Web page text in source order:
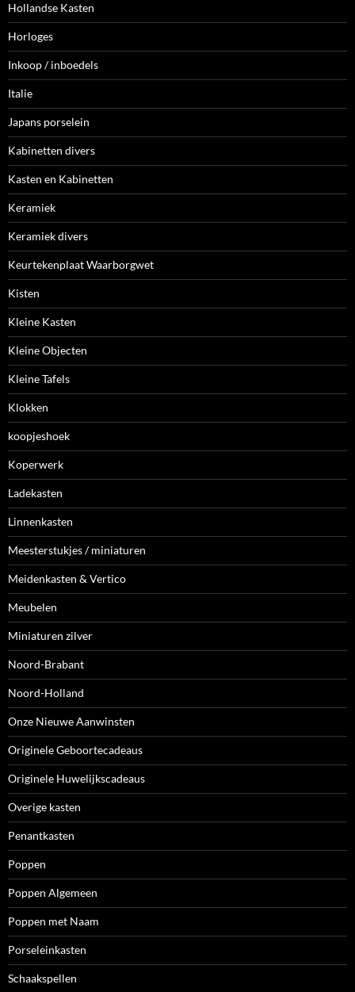
Hollandse Kasten
Horloges
Inkoop / inboedels
Italie
Japans porselein
Kabinetten divers
Kasten en Kabinetten
Keramiek
Keramiek divers
Keurtekenplaat Waarborgwet
Kisten
Kleine Kasten
Kleine Objecten
Kleine Tafels
Klokken
koopjeshoek
Koperwerk
Ladekasten
Linnenkasten
Meesterstukjes / miniaturen
Meidenkasten & Vertico
Meubelen
Miniaturen zilver
Noord-Brabant
Noord-Holland
Onze Nieuwe Aanwinsten
Originele Geboortecadeaus
Originele Huwelijkscadeaus
Overige kasten
Penantkasten
Poppen
Poppen Algemeen
Poppen met Naam
Porseleinkasten
Schaakspellen